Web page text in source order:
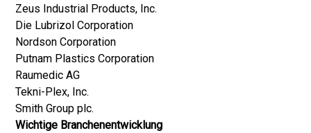
Zeus Industrial Products, Inc.
Die Lubrizol Corporation
Nordson Corporation
Putnam Plastics Corporation
Raumedic AG
Tekni-Plex, Inc.
Smith Group plc.
Wichtige Branchenentwicklung